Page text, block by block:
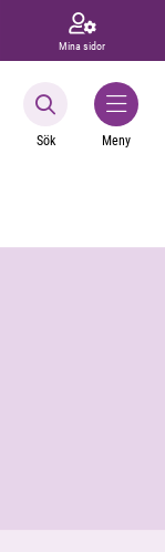
Mina sidor
Sök Meny